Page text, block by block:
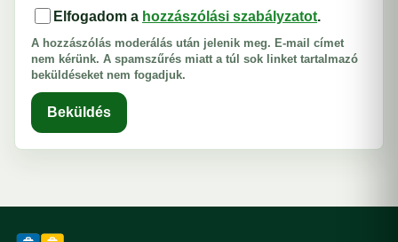
Elfogadom a hozzászólási szabályzatot.
A hozzászólás moderálás után jelenik meg. E-mail címet
nem kérünk. A spamszűrés miatt a túl sok linket tartalmazó
beküldéseket nem fogadjuk.
Beküldés